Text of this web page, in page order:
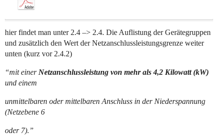
hier findet man unter 2.4 –> 2.4. Die Auflistung der Gerätegruppen
und zusätzlich den Wert der Netzanschlussleistungsgrenze weiter
unten (kurz vor 2.4.2)
“mit einer Netzanschlussleistung von mehr als 4,2 Kilowatt (kW)
und einem
unmittelbaren oder mittelbaren Anschluss in der Niederspannung
(Netzebene 6
oder 7).”